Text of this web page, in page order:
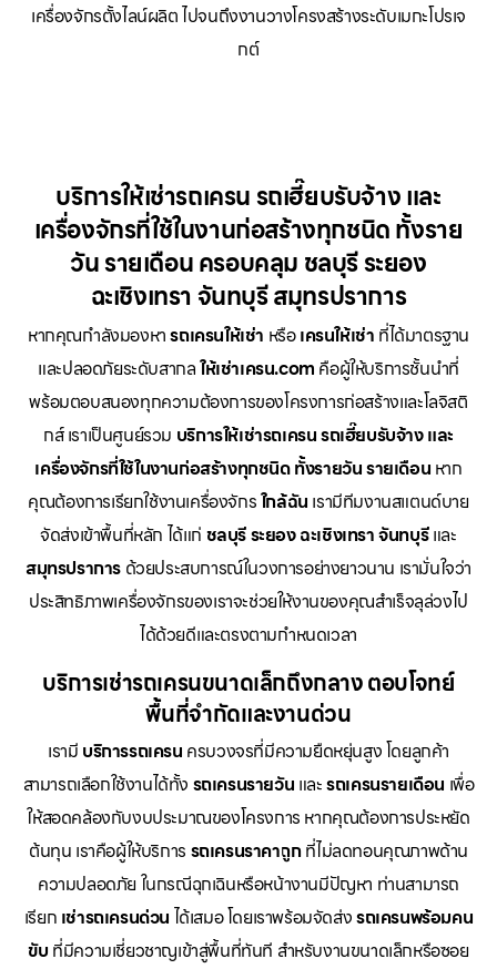
เครื่องจักรตั้งไลน์ผลิต ไปจนถึงงานวางโครงสร้างระดับเมกะโปรเจ
กต์
บริการให้เช่ารถเครน รถเฮี๊ยบรับจ้าง และ
เครื่องจักรที่ใช้ในงานก่อสร้างทุกชนิด ทั้งราย
วัน รายเดือน ครอบคลุม ชลบุรี ระยอง
ฉะเชิงเทรา จันทบุรี สมุทรปราการ
หากคุณกำลังมองหารถเครนให้เช่า หรือเครนให้เช่า ที่ได้มาตรฐาน
และปลอดภัยระดับสากลให้เช่าเครน.com คือผู้ให้บริการชั้นนำที่
พร้อมตอบสนองทุกความต้องการของโครงการก่อสร้างและโลจิสติ
กส์ เราเป็นศูนย์รวม บริการให้เช่ารถเครน รถเฮี๊ยบรับจ้าง และ
เครื่องจักรที่ใช้ในงานก่อสร้างทุกชนิด ทั้งรายวัน รายเดือน หาก
คุณต้องการเรียกใช้งานเครื่องจักรใกล้ฉัน เรามีทีมงานสแตนด์บาย
จัดส่งเข้าพื้นที่หลัก ได้แก่ ชลบุรี ระยอง ฉะเชิงเทรา จันทบุรีและ
สมุทรปราการด้วยประสบการณ์ในวงการอย่างยาวนาน เรามั่นใจว่า
ประสิทธิภาพเครื่องจักรของเราจะช่วยให้งานของคุณสำเร็จลุล่วงไป
ได้ด้วยดีและตรงตามกำหนดเวลา
บริการเช่ารถเครนขนาดเล็กถึงกลาง ตอบโจทย์
พื้นที่จำกัดและงานด่วน
เรามี บริการรถเครน ครบวงจรที่มีความยืดหยุ่นสูง โดยลูกค้า
สามารถเลือกใช้งานได้ทั้ง รถเครนรายวัน และรถเครนรายเดือน เพื่อ
ให้สอดคล้องกับงบประมาณของโครงการ หากคุณต้องการประหยัด
ต้นทุน เราคือผู้ให้บริการ รถเครนราคาถูกที่ไม่ลดทอนคุณภาพด้าน
ความปลอดภัย ในกรณีฉุกเฉินหรือหน้างานมีปัญหา ท่านสามารถ
เรียก เช่ารถเครนด่วน ได้เสมอ โดยเราพร้อมจัดส่งรถเครนพร้อมคน
ขับ ที่มีความเชี่ยวชาญเข้าสู่พื้นที่ทันที สำหรับงานขนาดเล็กหรือซอย